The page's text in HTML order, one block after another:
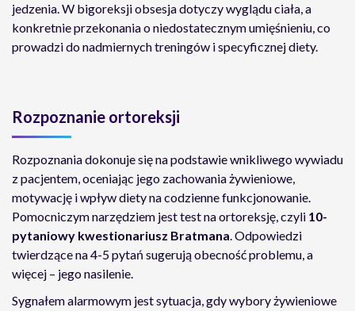
jedzenia. W bigoreksji obsesja dotyczy wyglądu ciała, a
konkretnie przekonania o niedostatecznym umięśnieniu, co
prowadzi do nadmiernych treningów i specyficznej diety.
Rozpoznanie ortoreksji
Rozpoznania dokonuje się na podstawie wnikliwego wywiadu
z pacjentem, oceniając jego zachowania żywieniowe,
motywację i wpływ diety na codzienne funkcjonowanie.
Pomocniczym narzędziem jest test na ortoreksję, czyli 10-
pytaniowy kwestionariusz Bratmana. Odpowiedzi
twierdzące na 4-5 pytań sugerują obecność problemu, a
więcej – jego nasilenie.
Sygnałem alarmowym jest sytuacja, gdy wybory żywieniowe